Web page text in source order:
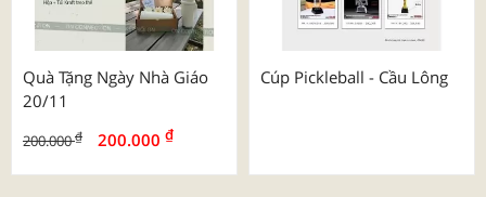
Quà Tặng Ngày Nhà Giáo
20/11
200.000₫ 200.000 ₫
Cúp Pickleball - Cầu Lông